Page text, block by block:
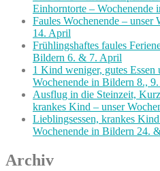
Einhorntorte –
Faules Wochenende –
14. April
Frühlingshaftes faules
Bildern 6. & 7. April
1 Kind weniger, gutes Essen
Wochenende in Bildern 8.,
Ausflug in die Steinzeit,
krankes Kind – unser
Lieblingsessen, krankes
Wochenende in Bildern 24.
Archiv